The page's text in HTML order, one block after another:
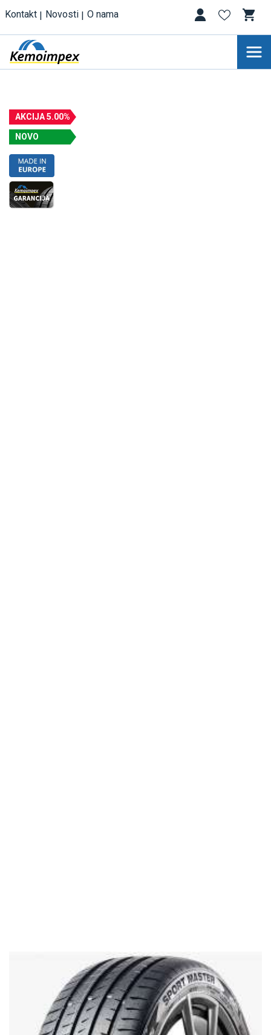
Kontakt Novosti O nama
AKCIJA 5.00%
NOVO